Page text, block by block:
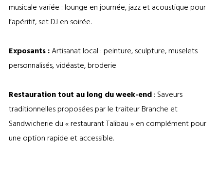
musicale variée : lounge en journée, jazz et acoustique pour
l’apéritif, set DJ en soirée.
Exposants :Artisanat local : peinture, sculpture, muselets
personnalisés, vidéaste, broderie
Restaurationtout au long du week-end: Saveurs
traditionnelles proposées par le traiteur Branche et
Sandwicherie du « restaurant Talibau » en complément pour
une option rapide et accessible.